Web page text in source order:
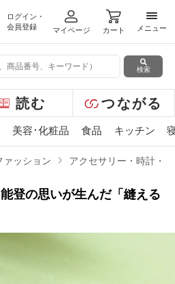
ログイン・
会員登録
マイページ カート
メニ
メニュー
検索
読む つながる
美容･化粧品 食品 キッチン
ァッション アクセサリー・時計・
登の思いが生んだ「縫える